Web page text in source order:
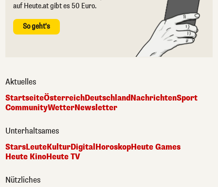
auf Heute.at gibt es 50 Euro.
So geht's
Aktuelles
StartseiteÖsterreichDeutschlandNachrichtenSport
CommunityWetterNewsletter
Unterhaltsames
StarsLeuteKulturDigital HoroskopHeute Games
Heute KinoHeute TV
Nützliches